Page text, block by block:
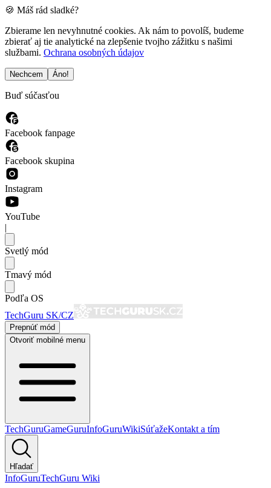
🍪 Máš rád sladké?
Zbierame len nevyhnutné cookies. Ak nám to povolíš, budeme
zbierať aj tie analytické na zlepšenie tvojho zážitku s našimi
službami. Ochrana osobných údajov
Nechcem Áno!
Buď súčasťou
Facebook fanpage
Facebook skupina
Instagram
YouTube
|
Svetlý mód
Tmavý mód
Podľa OS
TechGuru SK/CZ
Prepnúť mód
Otvoriť mobilné menu
TechGuruGameGuruInfoGuruWikiSúťažeKontakt a tím
Hľadať
InfoGuruTechGuru Wiki